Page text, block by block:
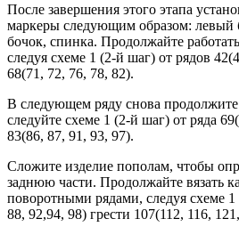
После завершения этого этапа
маркеры следующим образом: левый
бочок, спинка. Продолжайте
следуя схеме 1 (2-й шаг) от рядов
68(71, 72, 76, 78, 82).
В следующем ряду снова продолжите
следуйте схеме 1 (2-й шаг) от ряда
83(86, 87, 91, 93, 97).
Сложите изделие пополам, чтобы
заднюю части. Продолжайте вязать
поворотными рядами, следуя схеме
88, 92,94, 98) грести 107(112, 116,